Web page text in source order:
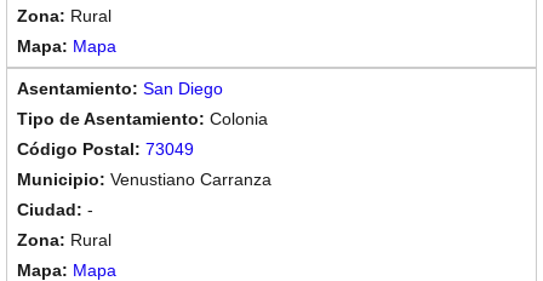
Rural
Mapa
San Diego
Colonia
73049
Venustiano Carranza
-
Rural
Mapa